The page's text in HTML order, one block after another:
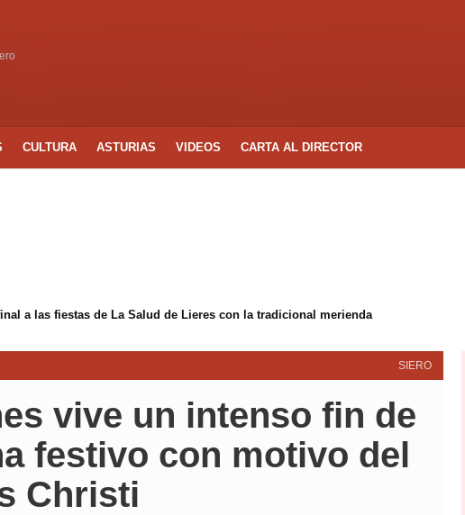
CULTURA ASTURIAS VIDEOS CARTA AL DIRECTOR
a las fiestas de La Salud de Lieres con la tradicional merienda
SIERO
vive un intenso fin de
festivo con motivo del
Christi